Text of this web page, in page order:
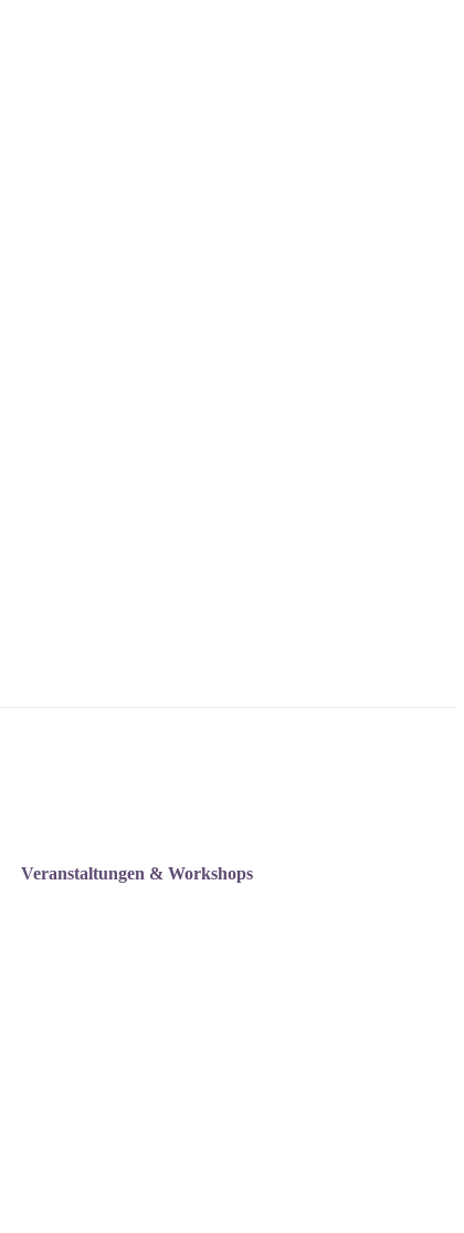
Veranstaltungen & Workshops